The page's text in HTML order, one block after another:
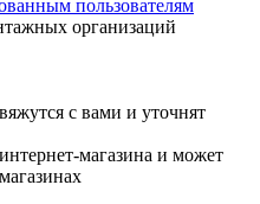
пользователям
организаций
с вами и уточнят
магазина и может